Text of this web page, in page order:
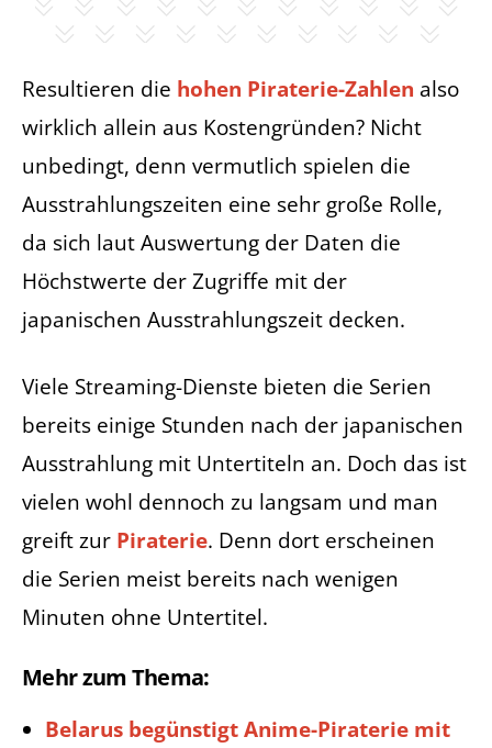
Resultieren die hohen Piraterie-Zahlen also
wirklich allein aus Kostengründen? Nicht
unbedingt, denn vermutlich spielen die
Ausstrahlungszeiten eine sehr große Rolle,
da sich laut Auswertung der Daten die
Höchstwerte der Zugriffe mit der
japanischen Ausstrahlungszeit decken.
Viele Streaming-Dienste bieten die Serien
bereits einige Stunden nach der japanischen
Ausstrahlung mit Untertiteln an. Doch das ist
vielen wohl dennoch zu langsam und man
greift zur Piraterie. Denn dort erscheinen
die Serien meist bereits nach wenigen
Minuten ohne Untertitel.
Mehr zum Thema:
Belarus begünstigt Anime-Piraterie mit